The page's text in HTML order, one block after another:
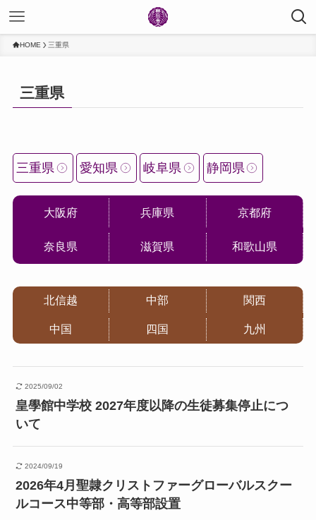
HOME 三重県
三重県
三重県 愛知県 岐阜県 静岡県
大阪府 兵庫県 京都府
奈良県 滋賀県 和歌山県
北信越 中部 関西
中国 四国 九州
2025/09/02
皇學館中学校 2027年度以降の生徒募集停止につ
いて
2024/09/19
2026年4月聖隷クリストファーグローバルスクー
ルコース中等部・高等部設置